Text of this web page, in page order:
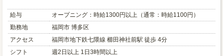
給与
オープニング：時給1300円以上（通常：時給1100円）
勤務地
福岡市 博多区
アクセス
福岡市地下鉄七隈線 櫛田神社前駅 徒歩 4分
シフト
週2日以上 1日3時間以上